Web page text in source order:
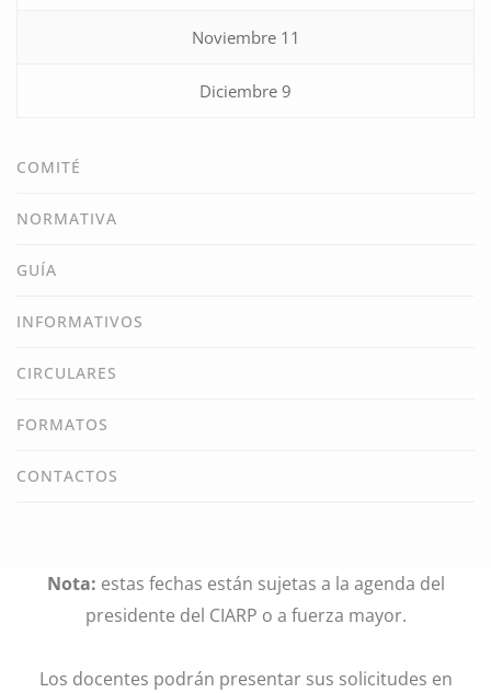
Noviembre 11
Diciembre 9
COMITÉ
NORMATIVA
GUÍA
INFORMATIVOS
CIRCULARES
FORMATOS
CONTACTOS
Nota: estas fechas están sujetas a la agenda del
presidente del CIARP o a fuerza mayor.
Los docentes podrán presentar sus solicitudes en